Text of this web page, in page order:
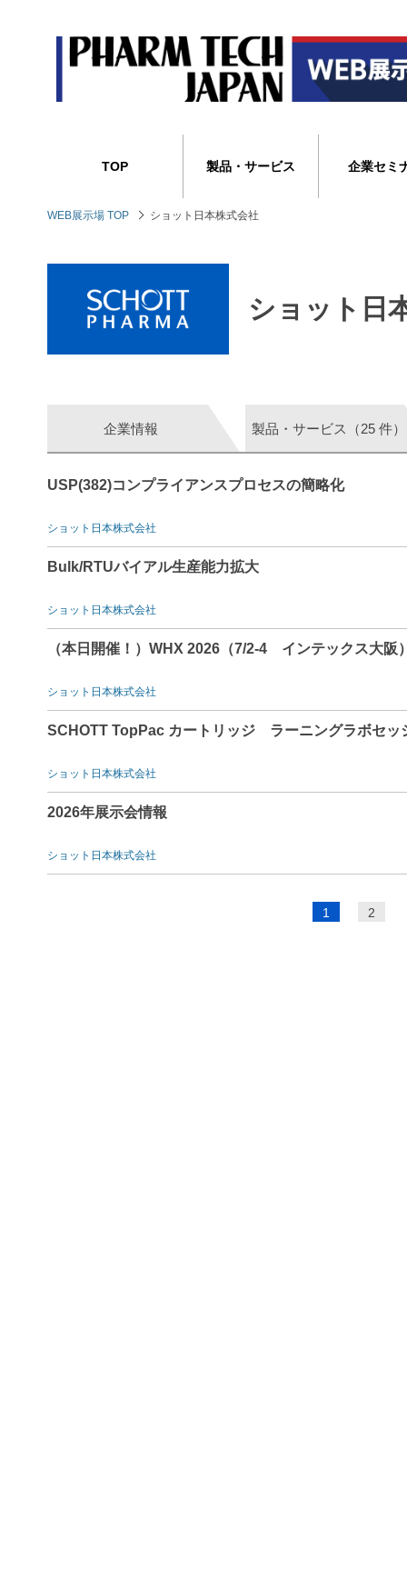
TOP 製品・サービス 企業セミ
WEB展示場 TOP ショット日本株式会社
ショット日
企業情報 製品・サービス（25 件）
USP(382)コンプライアンスプロセスの簡略化
ショット日本株式会社
Bulk/RTUバイアル生産能力拡大
ショット日本株式会社
（本日開催！）WHX 2026（7/2-4 インテックス大阪
ショット日本株式会社
SCHOTT TopPac カートリッジ ラーニングラボセ
ショット日本株式会社
2026年展示会情報
ショット日本株式会社
1 2